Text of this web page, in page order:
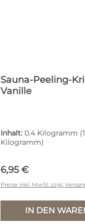
Sauna-Peeling-
Vanille
Inhalt: 0.4 Kilogramm
Kilogramm)
Regulärer Preis:
6,95 €
Preise inkl. MwSt. zzgl.
IN DEN